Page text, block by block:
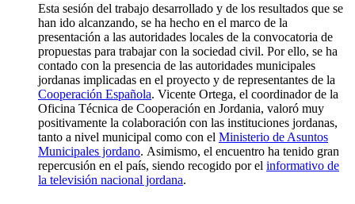
Esta sesión del trabajo desarrollado y de los resultados que se
han ido alcanzando, se ha hecho en el marco de la
presentación a las autoridades locales de la convocatoria de
propuestas para trabajar con la sociedad civil. Por ello, se ha
contado con la presencia de las autoridades municipales
jordanas implicadas en el proyecto y de representantes de la
Cooperación Española. Vicente Ortega, el coordinador de la
Oficina Técnica de Cooperación en Jordania, valoró muy
positivamente la colaboración con las instituciones jordanas,
tanto a nivel municipal como con el Ministerio de Asuntos
Municipales jordano. Asimismo, el encuentro ha tenido gran
repercusión en el país, siendo recogido por el informativo de
la televisión nacional jordana.